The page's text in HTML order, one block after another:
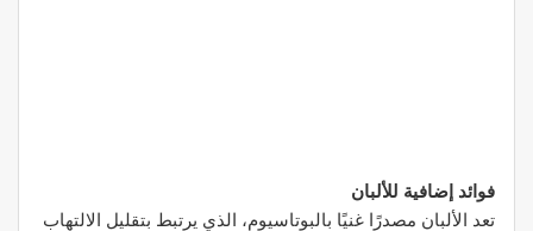
فوائد إضافية للألبان
تعد الألبان مصدرًا غنيًا بالبوتاسيوم، الذي يرتبط بتقليل الالتهاب